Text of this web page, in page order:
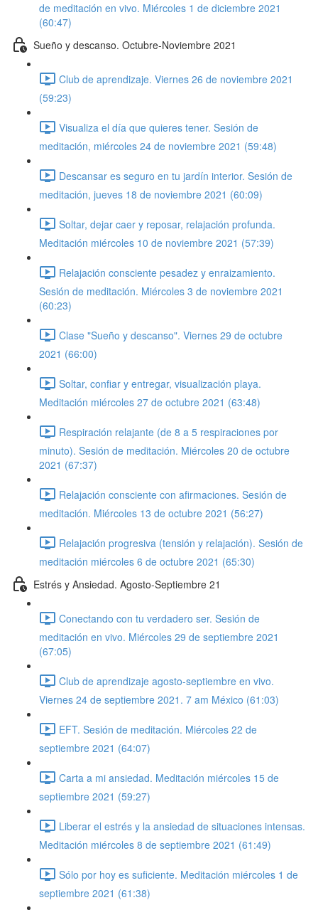
de meditación en vivo. Miércoles 1 de diciembre 2021
(60:47)
Sueño y descanso. Octubre-Noviembre 2021
Club de aprendizaje. Viernes 26 de noviembre 2021
(59:23)
Visualiza el día que quieres tener. Sesión de
meditación, miércoles 24 de noviembre 2021 (59:48)
Descansar es seguro en tu jardín interior. Sesión de
meditación, jueves 18 de noviembre 2021 (60:09)
Soltar, dejar caer y reposar, relajación profunda.
Meditación miércoles 10 de noviembre 2021 (57:39)
Relajación consciente pesadez y enraizamiento.
Sesión de meditación. Miércoles 3 de noviembre 2021
(60:23)
Clase "Sueño y descanso". Viernes 29 de octubre
2021 (66:00)
Soltar, confiar y entregar, visualización playa.
Meditación miércoles 27 de octubre 2021 (63:48)
Respiración relajante (de 8 a 5 respiraciones por
minuto). Sesión de meditación. Miércoles 20 de octubre
2021 (67:37)
Relajación consciente con afirmaciones. Sesión de
meditación. Miércoles 13 de octubre 2021 (56:27)
Relajación progresiva (tensión y relajación). Sesión de
meditación miércoles 6 de octubre 2021 (65:30)
Estrés y Ansiedad. Agosto-Septiembre 21
Conectando con tu verdadero ser. Sesión de
meditación en vivo. Miércoles 29 de septiembre 2021
(67:05)
Club de aprendizaje agosto-septiembre en vivo.
Viernes 24 de septiembre 2021. 7 am México (61:03)
EFT. Sesión de meditación. Miércoles 22 de
septiembre 2021 (64:07)
Carta a mi ansiedad. Meditación miércoles 15 de
septiembre 2021 (59:27)
Liberar el estrés y la ansiedad de situaciones intensas.
Meditación miércoles 8 de septiembre 2021 (61:49)
Sólo por hoy es suficiente. Meditación miércoles 1 de
septiembre 2021 (61:38)